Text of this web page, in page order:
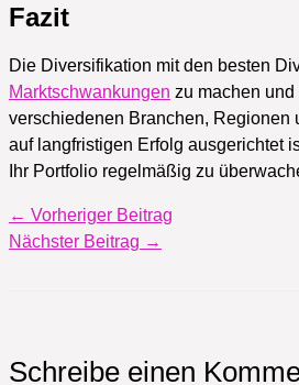
Fazit
Die Diversifikation mit den besten
Marktschwankungen zu machen
verschiedenen Branchen, Regionen
auf langfristigen Erfolg ausgerichtet
Ihr Portfolio regelmäßig zu
← Vorheriger Beitrag
Nächster Beitrag →
Schreibe einen